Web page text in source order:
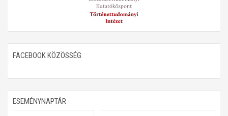
FACEBOOK KÖZÖSSÉG
ESEMÉNYNAPTÁR